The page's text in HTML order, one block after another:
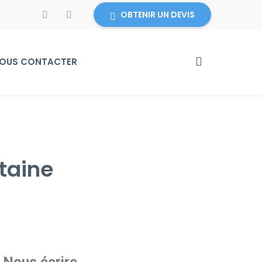
OBTENIR UN DEVIS
CONTACTER